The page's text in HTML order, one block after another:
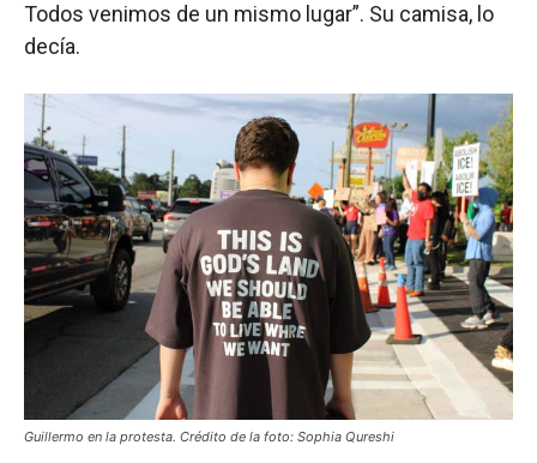
Todos venimos de un mismo lugar”. Su camisa, lo
decía.
Guillermo en la protesta. Crédito de la foto: Sophia Qureshi